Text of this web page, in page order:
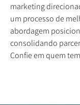
marketing
um processo de
abordagem
consolidando
Confie em quem